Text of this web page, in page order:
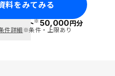
料をみてみる
ポイント※50,000円分
件詳細※条件・上限あり